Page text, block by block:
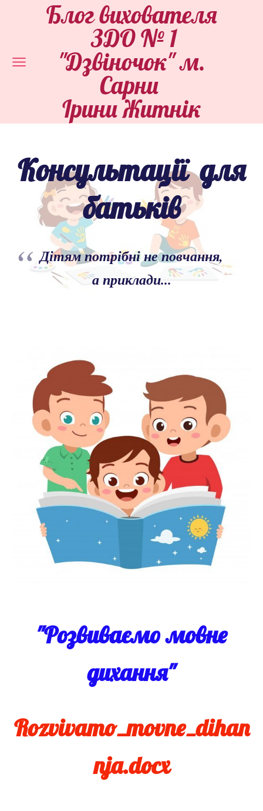
Блог вихователя
ЗДО № 1
"Дзвіночок" м.
Сарни
Ірини Житнік
Консультації для
батьків
Дітям потрібні не повчання,
а приклади...
"Розвиваємо мовне
дихання"
Rozvivamo_movne_dihan
nja.docx